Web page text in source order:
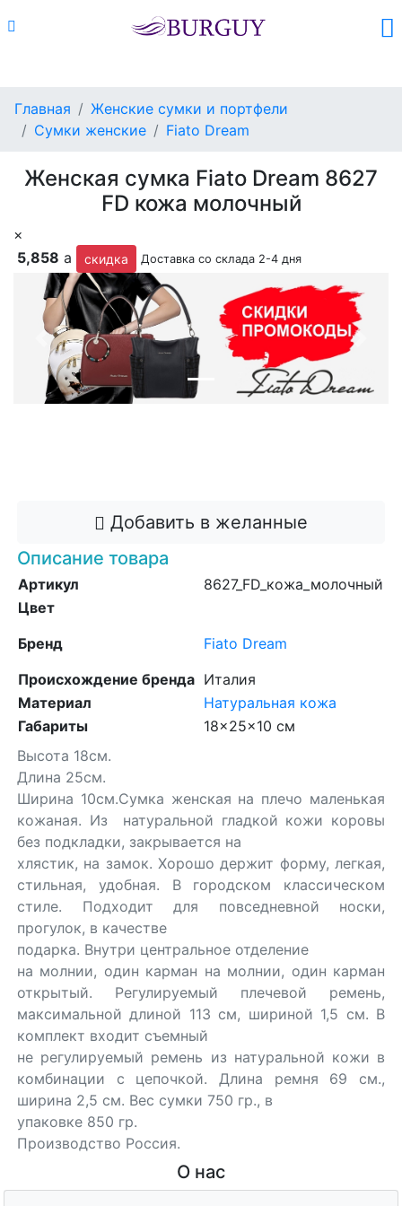
Главная
Женские сумки и портфели
Сумки женские
Fiato Dream
Женская сумка Fiato Dream 8627
FD кожа молочный
×
5,858 a скидка Доставка со склада 2-4 дня
Previous
Добавить в желанные
Описание товара
Артикул
8627_FD_кожа_молочный
Цвет
Бренд
Fiato Dream
Происхождение бренда Италия
Материал
Натуральная кожа
Габариты
18x25x10 см
Высота 18см.
Длина 25см.
Ширина 10см.Сумка женская на плечо маленькая
кожаная. Из натуральной гладкой кожи коровы
без подкладки, закрывается на
хлястик, на замок. Хорошо держит форму, легкая,
стильная, удобная. В городском классическом
стиле. Подходит для повседневной носки,
прогулок, в качестве
подарка. Внутри центральное отделение
на молнии, один карман на молнии, один карман
открытый. Регулируемый плечевой ремень,
максимальной длиной 113 см, шириной 1,5 см. В
комплект входит съемный
не регулируемый ремень из натуральной кожи в
комбинации с цепочкой. Длина ремня 69 см.,
ширина 2,5 см. Вес сумки 750 гр., в
упаковке 850 гр.
Производство Россия.
О нас